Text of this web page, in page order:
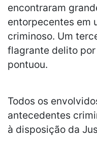
encontraram
entorpecentes em
criminoso. Um
flagrante delito
pontuou.
Todos os
antecedentes
à disposição da